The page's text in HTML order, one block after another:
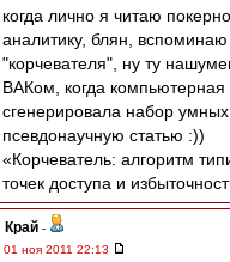
когда лично я читаю
аналитику, блян, вспоминаю
"корчевателя", ну ту
ВАКом, когда компьютерная
сгенерировала набор
псевдонаучную статью :))
«Корчеватель: алгоритм
точек доступа и
Край -
01 ноя 2011 22:13